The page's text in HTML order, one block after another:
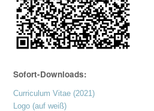
Sofort-Downloads:
Curriculum Vitae (2021)
Logo (auf weiß)